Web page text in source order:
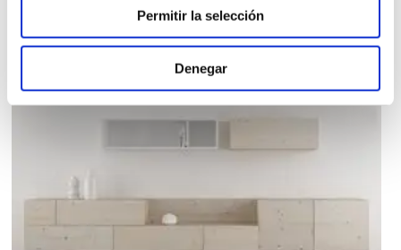
Permitir la selección
Denegar